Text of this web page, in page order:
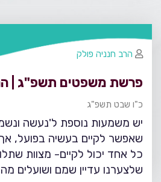
פרשת משפטים תשפ"ג |
כ"ו שבט תשפ"ג
יש משמעות נוספת ל'נעשה
שאפשר לקיים בעשיה בפועל,
כל אחד יכול לקיים- מצוות
שלצערנו עדיין שמם ושועלים
הרב חנניה פולק